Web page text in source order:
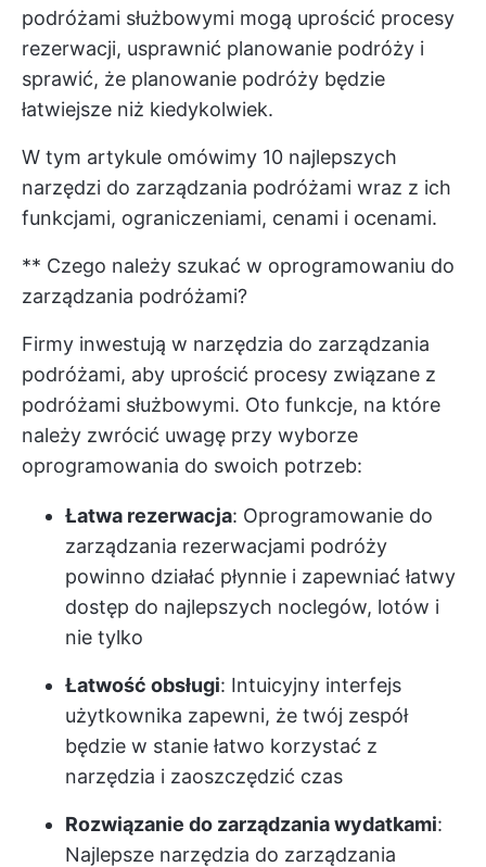
podróżami służbowymi mogą uprościć procesy
rezerwacji, usprawnić planowanie podróży i
sprawić, że planowanie podróży będzie
łatwiejsze niż kiedykolwiek.
W tym artykule omówimy 10 najlepszych
narzędzi do zarządzania podróżami wraz z ich
funkcjami, ograniczeniami, cenami i ocenami.
** Czego należy szukać w oprogramowaniu do
zarządzania podróżami?
Firmy inwestują w narzędzia do zarządzania
podróżami, aby uprościć procesy związane z
podróżami służbowymi. Oto funkcje, na które
należy zwrócić uwagę przy wyborze
oprogramowania do swoich potrzeb:
Łatwa rezerwacja: Oprogramowanie do
zarządzania rezerwacjami podróży
powinno działać płynnie i zapewniać łatwy
dostęp do najlepszych noclegów, lotów i
nie tylko
Łatwość obsługi: Intuicyjny interfejs
użytkownika zapewni, że twój zespół
będzie w stanie łatwo korzystać z
narzędzia i zaoszczędzić czas
Rozwiązanie do zarządzania wydatkami:
Najlepsze narzędzia do zarządzania